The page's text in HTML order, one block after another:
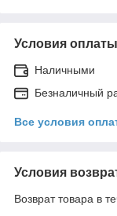
Условия оплаты
Наличными
Безналичный
Все условия
Условия
Возврат товара в